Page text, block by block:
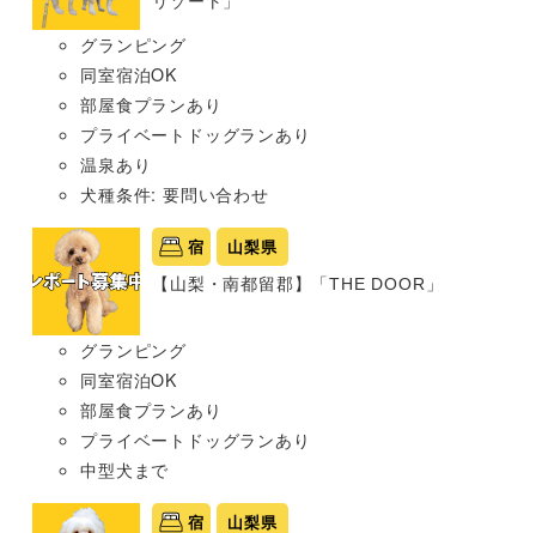
グランピング
同室宿泊OK
部屋食プランあり
プライベートドッグランあり
温泉あり
犬種条件: 要問い合わせ
宿 山梨県
【山梨・南都留郡】「THE DOOR」
グランピング
同室宿泊OK
部屋食プランあり
プライベートドッグランあり
中型犬まで
宿 山梨県